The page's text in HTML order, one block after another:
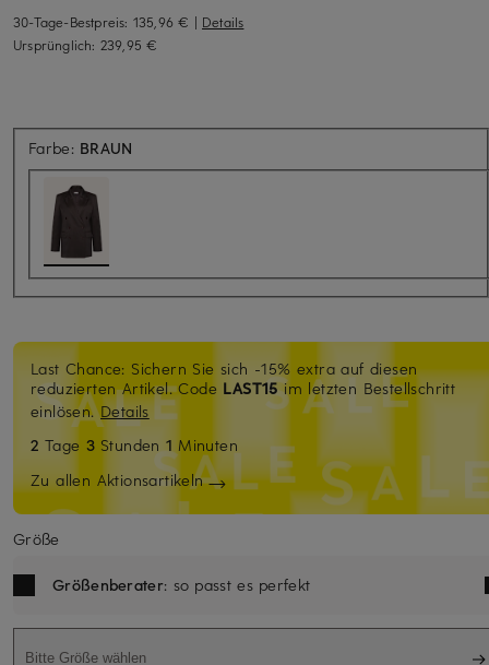
30-Tage-Bestpreis: 135,96 € | Details
Ursprünglich: 239,95 €
Farbe: BRAUN
Last Chance: Sichern Sie sich -15% extra auf diesen
reduzierten Artikel. Code LAST15im letzten Bestellschritt
einlösen.Details
2 Tage3 Stunden1 Minuten
Zu allen Aktionsartikeln
Größe
Größenberater: so passt es perfekt
Bitte Größe wählen